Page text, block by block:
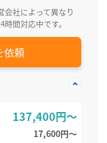
会社によって異なり
間対応中です。
依頼
137,400円～
17,600円〜